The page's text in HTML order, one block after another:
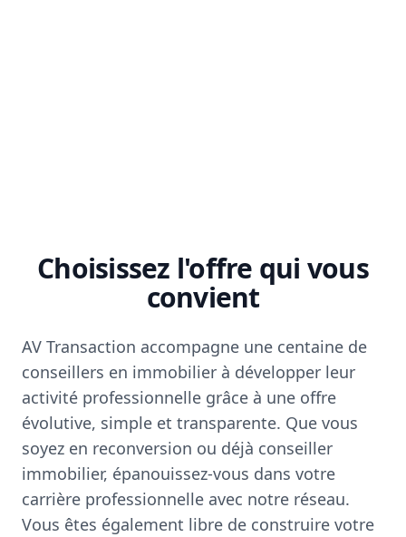
Choisissez l'offre qui vous
convient
AV Transaction accompagne une centaine de
conseillers en immobilier à développer leur
activité professionnelle grâce à une offre
évolutive, simple et transparente. Que vous
soyez en reconversion ou déjà conseiller
immobilier, épanouissez-vous dans votre
carrière professionnelle avec notre réseau.
Vous êtes également libre de construire votre